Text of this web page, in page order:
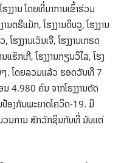
ງານ ໂດຍທີ່ມາການເຂົ້າຮ່ວມ
ຕຣີແມັກ, ໂຮງງານດິບວູ, ໂຮງງານ
ໂຮງງານເວັນເຈີ, ໂຮງງານເກຣດ
ນແຮັກເກີ, ໂຮງງານກຽນວິໄລ, ໂຮງ
ໆ. ໂດຍລວມແລ້ວ ຮອດວັນທີ 7
4.980 ຄົນ ຈາກໂຮງງານຕັດ
ອງກັນພະຍາດໂຄວິດ-19. ມີ
ວນການ ສັກວັກຊິນກັບທີ່ ນັບແຕ່